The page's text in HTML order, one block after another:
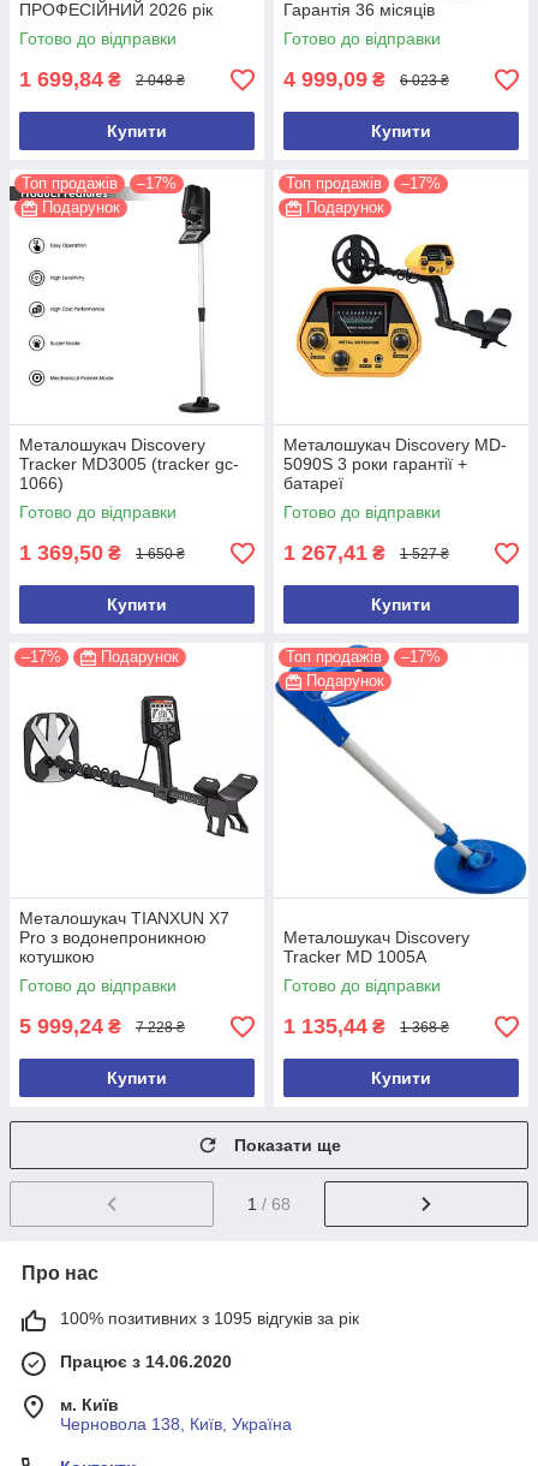
ПРОФЕСІЙНИЙ 2026 рік
Готово до відправки
1 699,84 ₴ 2 048 ₴
Купити
Гарантія 36 місяців
Готово до відправки
4 999,09 ₴ 6 023 ₴
Купити
Топ продажів
–17%
Подарунок
Металошукач Discovery
Tracker MD3005 (tracker gc-
1066)
Готово до відправки
1 369,50 ₴ 1 650 ₴
Купити
Топ продажів
–17%
Подарунок
Металошукач Discovery MD-
5090S 3 роки гарантії +
батареї
Готово до відправки
1 267,41 ₴ 1 527 ₴
Купити
–17% Подарунок
Металошукач TIANXUN X7
Pro з водонепроникною
котушкою
Готово до відправки
5 999,24 ₴ 7 228 ₴
Купити
Топ продажів
–17%
Подарунок
Металошукач Discovery
Tracker MD 1005A
Готово до відправки
1 135,44 ₴ 1 368 ₴
Купити
Показати ще
1 / 68
Про нас
100% позитивних з 1095 відгуків за рік
Працює з 14.06.2020
м. Київ
Черновола 138, Київ, Україна